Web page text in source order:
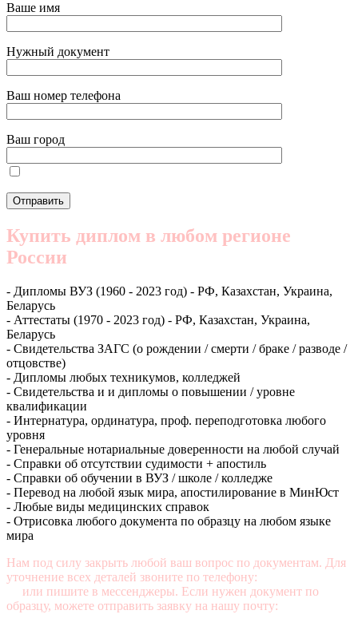
Ваше имя
Нужный документ
Ваш номер телефона
Ваш город
Купить диплом в любом регионе
России
- Дипломы ВУЗ (1960 - 2023 год) - РФ, Казахстан, Украина,
Беларусь
- Аттестаты (1970 - 2023 год) - РФ, Казахстан, Украина,
Беларусь
- Свидетельства ЗАГС (о рождении / смерти / браке / разводе /
отцовстве)
- Дипломы любых техникумов, колледжей
- Свидетельства и и дипломы о повышении / уровне
квалификации
- Интернатура, ординатура, проф. переподготовка любого
уровня
- Генеральные нотариальные доверенности на любой случай
- Справки об отсутствии судимости + апостиль
- Справки об обучении в ВУЗ / школе / колледже
- Перевод на любой язык мира, апостилирование в МинЮст
- Любые виды медицинских справок
- Отрисовка любого документа по образцу на любом языке
мира
Нам под силу закрыть любой ваш вопрос по документам. Для
уточнение всех деталей звоните по телефону:
или пишите в мессенджеры. Если нужен документ по
образцу, можете отправить заявку на нашу почту: